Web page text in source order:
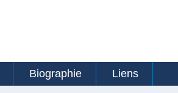
Biographie Liens